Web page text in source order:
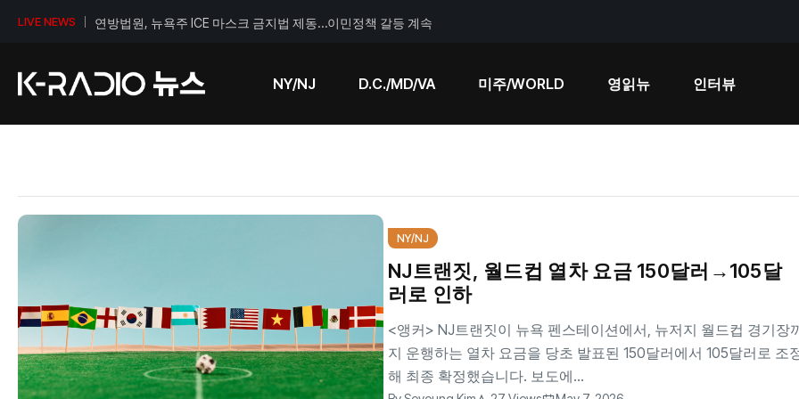
LIVE NEWS 연방법원, 뉴욕주 ICE 마스크 금지법 제동…이민정책 갈등 계속
NY/NJ D.C./MD/VA 미주/WORLD 영읽뉴 인터뷰
NY/NJ
NJ트랜짓, 월드컵 열차 요금 150달러→105달
러로 인하
<앵커> NJ트랜짓이 뉴욕 펜스테이션에서, 뉴저지 월드컵 경기장
지 운행하는 열차 요금을 당초 발표된 150달러에서 105달러로 조
해 최종 확정했습니다. 보도에...